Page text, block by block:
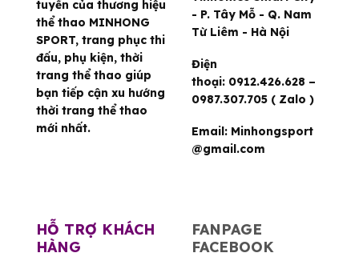
tuyến của thương hiệu
thể thao MINHONG
SPORT, trang phục thi
đấu, phụ kiện, thời
trang thể thao giúp
bạn tiếp cận xu hướng
thời trang thể thao
mới nhất.
- P. Tây Mỗ - Q. Nam
Từ Liêm - Hà Nội
Điện
thoại: 0912.426.628 –
0987.307.705 ( Zalo )
Email: Minhongsport
@gmail.com
HỖ TRỢ KHÁCH
HÀNG
FANPAGE
FACEBOOK